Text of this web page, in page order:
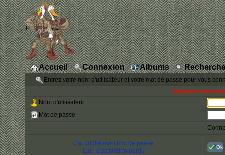
Accueil Connexion Albums
Entrez votre nom d'utilisateur et votre mot de passe pour vous
Attention votre
Nom d'utilisateur
Mot de passe
J'ai oublié mon mot de passe
Lien d'activation perdu
Ok